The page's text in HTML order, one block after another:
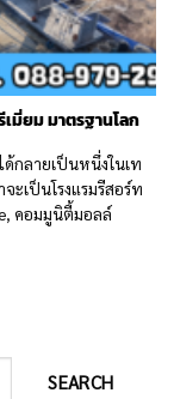
มี่ยม มาตรฐานโลก
กลายเป็นหนึ่งในเท
ะเป็นโรงแรมรีสอร์ท
คอมมูนิตี้มอลล์
SEARCH